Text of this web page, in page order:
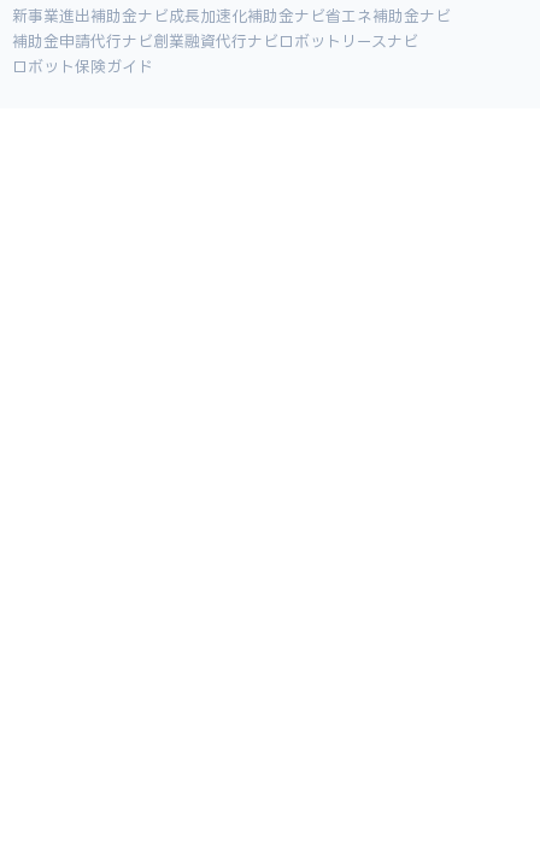
新事業進出補助金ナビ成長加速化補助金ナビ省エネ補助金ナビ
補助金申請代行ナビ創業融資代行ナビ ロボットリースナビ
ロボット保険ガイド